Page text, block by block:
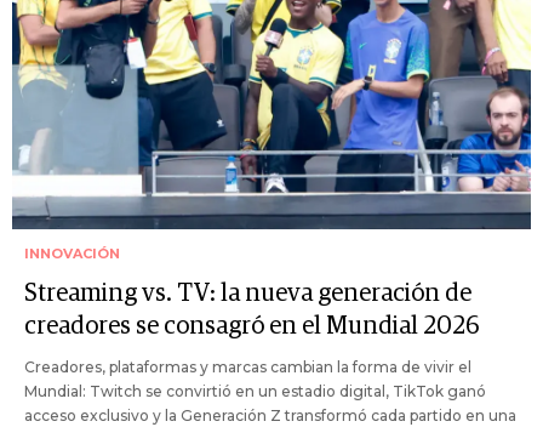
INNOVACIÓN
Streaming vs. TV: la nueva generación de
creadores se consagró en el Mundial 2026
Creadores, plataformas y marcas cambian la forma de vivir el
Mundial: Twitch se convirtió en un estadio digital, TikTok ganó
acceso exclusivo y la Generación Z transformó cada partido en una